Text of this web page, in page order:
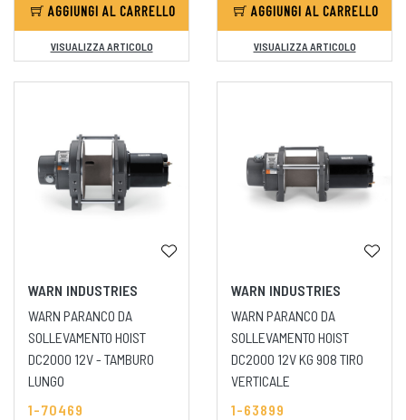
AGGIUNGI AL CARRELLO
VISUALIZZA ARTICOLO
AGGIUNGI AL CARRELLO
VISUALIZZA ARTICOLO
WARN INDUSTRIES
WARN PARANCO DA
SOLLEVAMENTO HOIST
DC2000 12V - TAMBURO
LUNGO
1-70469
WARN INDUSTRIES
WARN PARANCO DA
SOLLEVAMENTO HOIST
DC2000 12V KG 908 TIRO
VERTICALE
1-63899